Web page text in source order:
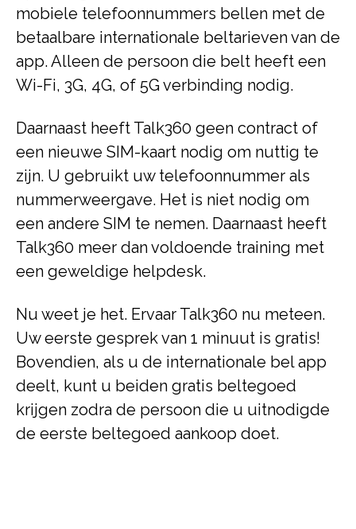
mobiele telefoonnummers bellen met de
betaalbare internationale beltarieven van de
app. Alleen de persoon die belt heeft een
Wi-Fi, 3G, 4G, of 5G verbinding nodig.
Daarnaast heeft Talk360 geen contract of
een nieuwe SIM-kaart nodig om nuttig te
zijn. U gebruikt uw telefoonnummer als
nummerweergave. Het is niet nodig om
een andere SIM te nemen. Daarnaast heeft
Talk360 meer dan voldoende training met
een geweldige helpdesk.
Nu weet je het. Ervaar Talk360 nu meteen.
Uw eerste gesprek van 1 minuut is gratis!
Bovendien, als u de internationale bel app
deelt, kunt u beiden gratis beltegoed
krijgen zodra de persoon die u uitnodigde
de eerste beltegoed aankoop doet.